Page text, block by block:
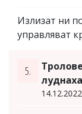
Излизат ни
управляват
5.
луднаха